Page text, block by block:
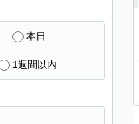
本日
1週間以内